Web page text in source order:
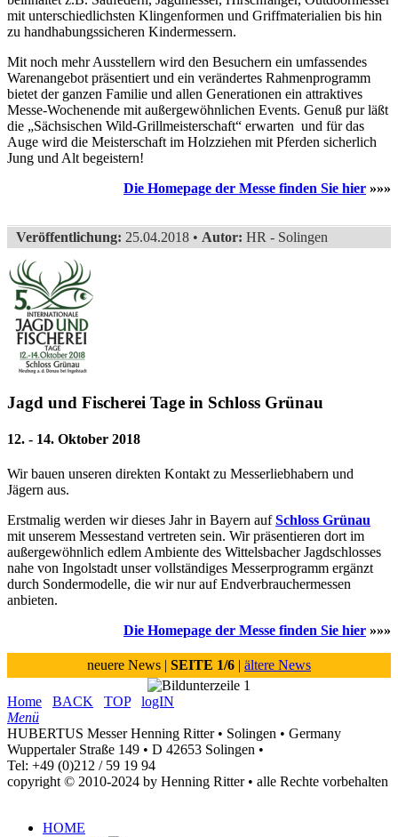
mit unterschiedlichsten Klingenformen und Griffmaterialien bis hin
zu handhabungssicheren Kindermessern.
Mit noch mehr Ausstellern wird den Besuchern ein umfassendes
Warenangebot präsentiert und ein verändertes Rahmenprogramm
bietet der ganzen Familie und allen Generationen ein attraktives
Messe-Wochenende mit außergewöhnlichen Events. Genuß pur läßt
die „Sächsischen Wild-Grillmeisterschaft“ erwarten und für das
Auge wird die Meisterschaft im Holzziehen mit Pferden sicherlich
Jung und Alt begeistern!
Die Homepage der Messe finden Sie hier »»»
Veröffentlichung: 25.04.2018 • Autor: HR - Solingen
Jagd und Fischerei Tage in Schloss Grünau
12. - 14. Oktober 2018
Wir bauen unseren direkten Kontakt zu Messerliebhabern und
Jägern aus.
Erstmalig werden wir dieses Jahr in Bayern aufSchloss Grünau
mit unserem Messestand vertreten sein. Wir präsentieren dort im
außergewöhnlich edlem Ambiente des Wittelsbacher Jagdschlosses
nahe von Ingolstadt unser vollständiges Messerprogramm ergänzt
durch Sondermodelle, die wir nur auf Endverbrauchermessen
anbieten.
Die Homepage der Messe finden Sie hier »»»
neuere News | SEITE 1/6 | ältere News
Home BACK TOP
logIN
Menü
HUBERTUS Messer Henning Ritter • Solingen • Germany
Wuppertaler Straße 149 • D 42653 Solingen •
Tel: +49 (0)212 / 59 19 94
copyright © 2010-2024 by Henning Ritter • alle Rechte vorbehalten
HOME